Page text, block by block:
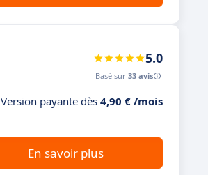
5.0
Basé sur 33 avis
Version payante dès 4,90 € /mois
En savoir plus